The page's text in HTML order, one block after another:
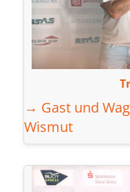
→ Gast und
Wismut